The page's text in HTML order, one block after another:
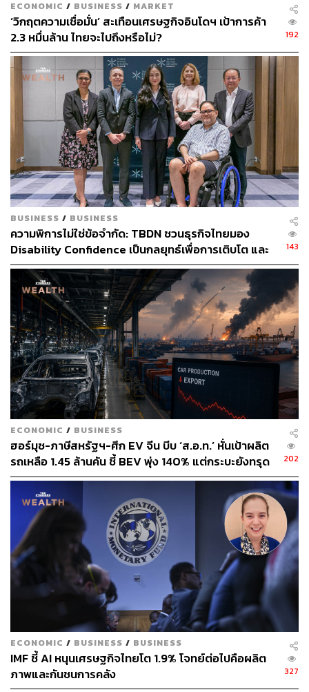
ECONOMIC / BUSINESS / MARKET
‘วิกฤตความเชื่อมั่น’ สะเทือนเศรษฐกิจอินโดฯ เป้าการค้า
2.3 หมื่นล้าน ไทยจะไปถึงหรือไม่?
192
BUSINESS / BUSINESS
ความพิการไม่ใช่ข้อจำกัด: TBDN ชวนธุรกิจไทยมอง
Disability Confidence เป็นกลยุทธ์เพื่อการเติบโต และ
อนาคตแรงงานไทย
143
ECONOMIC / BUSINESS
ฮอร์มุซ-ภาษีสหรัฐฯ-ศึก EV จีน บีบ ‘ส.อ.ท.’ หั่นเป้าผลิต
รถเหลือ 1.45 ล้านคัน ชี้ BEV พุ่ง 140% แต่กระบะยังทรุด
202
ECONOMIC / BUSINESS / BUSINESS
IMF ชี้ AI หนุนเศรษฐกิจไทยโต 1.9% โจทย์ต่อไปคือผลิต
ภาพและกันชนการคลัง
327